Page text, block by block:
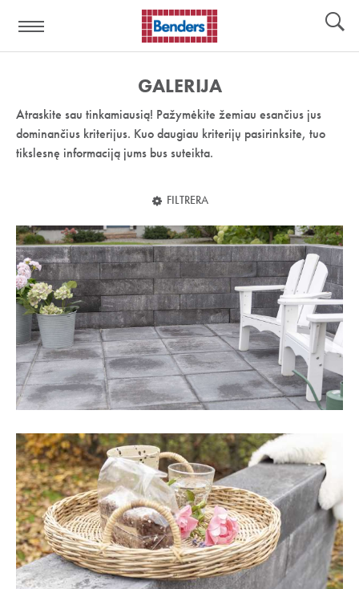
nuoroda:
GALERIJA
Atraskite sau tinkamiausią! Pažymėkite žemiau esančius jus
dominančius kriterijus. Kuo daugiau kriterijų pasirinksite, tuo
tikslesnę informaciją jums bus suteikta.
FILTRERA